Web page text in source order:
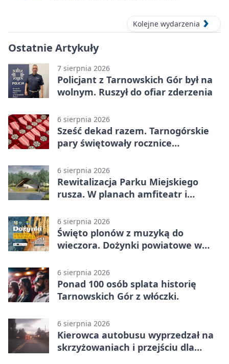
Kolejne wydarzenia
Ostatnie Artykuły
7 sierpnia 2026
Policjant z Tarnowskich Gór był na
wolnym. Ruszył do ofiar zderzenia
6 sierpnia 2026
Sześć dekad razem. Tarnogórskie
pary świętowały rocznice
6 sierpnia 2026
Rewitalizacja Parku Miejskiego
rusza. W planach amfiteatr i
6 sierpnia 2026
Święto plonów z muzyką do
wieczora. Dożynki powiatowe w
6 sierpnia 2026
Ponad 100 osób splata historię
Tarnowskich Gór z włóczki.
6 sierpnia 2026
Kierowca autobusu wyprzedzał na
skrzyżowaniach i przejściu dla